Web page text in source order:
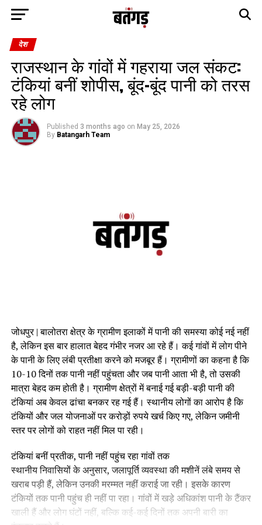
देश
राजस्थान के गांवों में गहराया जल संकट:
टंकियां बनीं शोपीस, बूंद-बूंद पानी को तरस
रहे लोग
Published 3 months ago on May 25, 2026
By Batangarh Team
जोधपुर | बालोतरा क्षेत्र के ग्रामीण इलाकों में पानी की समस्या कोई नई नहीं
है, लेकिन इस बार हालात बेहद गंभीर नजर आ रहे हैं। कई गांवों में लोग पीने
के पानी के लिए लंबी प्रतीक्षा करने को मजबूर हैं। ग्रामीणों का कहना है कि
10-10 दिनों तक पानी नहीं पहुंचता और जब पानी आता भी है, तो उसकी
मात्रा बेहद कम होती है। ग्रामीण क्षेत्रों में बनाई गई बड़ी-बड़ी पानी की
टंकियां अब केवल ढांचा बनकर रह गई हैं। स्थानीय लोगों का आरोप है कि
टंकियों और जल योजनाओं पर करोड़ों रुपये खर्च किए गए, लेकिन जमीनी
स्तर पर लोगों को राहत नहीं मिल पा रही।
टंकियां बनीं प्रतीक, पानी नहीं पहुंच रहा गांवों तक
स्थानीय निवासियों के अनुसार, जलापूर्ति व्यवस्था की मशीनें लंबे समय से
खराब पड़ी हैं, लेकिन उनकी मरम्मत नहीं कराई जा रही। इसके कारण
टंकियों तक पानी पहुंच ही नहीं पा रहा। गांवों में खड़े अधिकांश पानी के टैंकर
खाली हैं और लोग घंटों नहीं, बल्कि कई-कई दिनों तक अपनी बारी का